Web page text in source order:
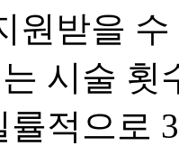
원받을
시술 횟
률적으로